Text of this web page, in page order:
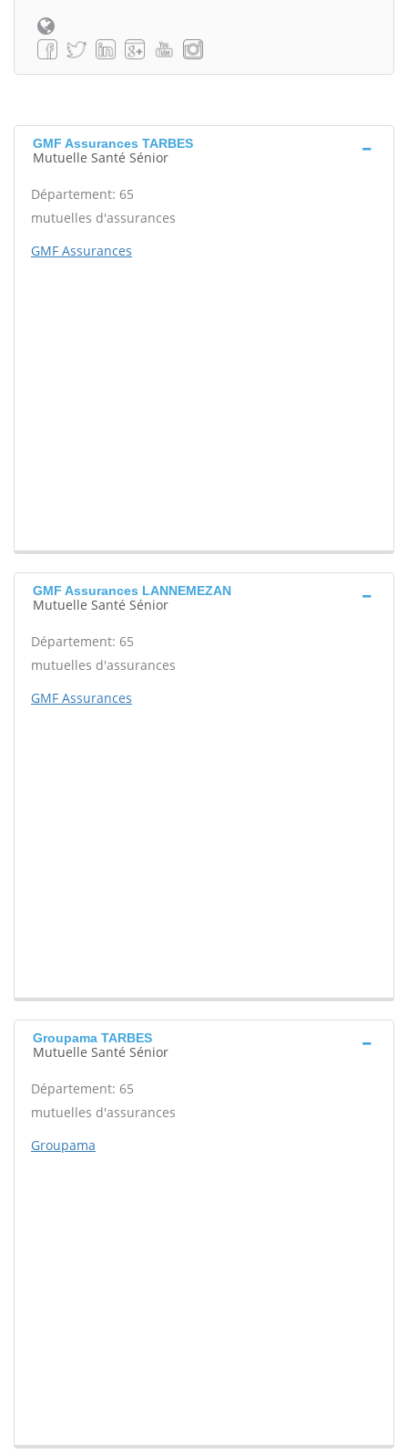
GMF Assurances TARBES
Mutuelle Santé Sénior
Département: 65
mutuelles d'assurances
GMF Assurances
GMF Assurances LANNEMEZAN
Mutuelle Santé Sénior
Département: 65
mutuelles d'assurances
GMF Assurances
Groupama TARBES
Mutuelle Santé Sénior
Département: 65
mutuelles d'assurances
Groupama